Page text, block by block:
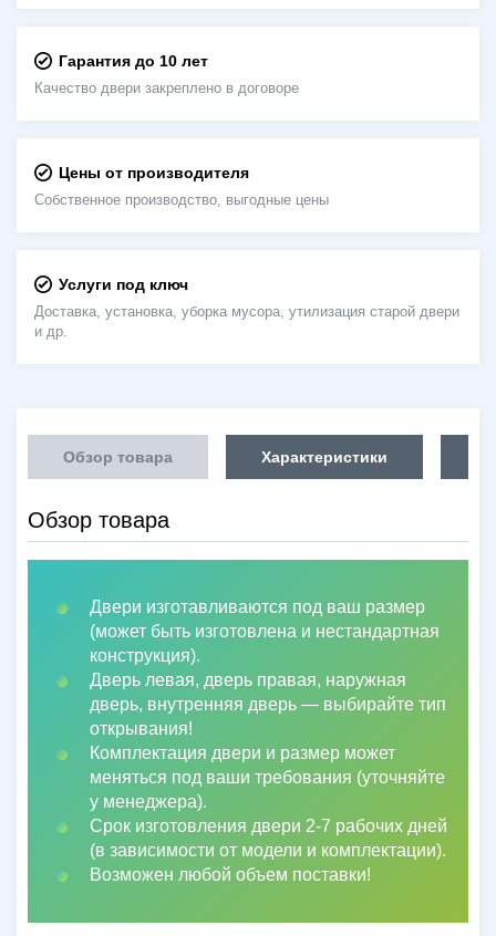
Гарантия до 10 лет
Качество двери закреплено в договоре
Цены от производителя
Собственное производство, выгодные цены
Услуги под ключ
Доставка, установка, уборка мусора, утилизация старой двери
и др.
Обзор товара Характеристики
Обзор товара
Двери изготавливаются под ваш размер
(может быть изготовлена и нестандартная
конструкция).
Дверь левая, дверь правая, наружная
дверь, внутренняя дверь — выбирайте тип
открывания!
Комплектация двери и размер может
меняться под ваши требования (уточняйте
у менеджера).
Срок изготовления двери 2-7 рабочих дней
(в зависимости от модели и комплектации).
Возможен любой объем поставки!